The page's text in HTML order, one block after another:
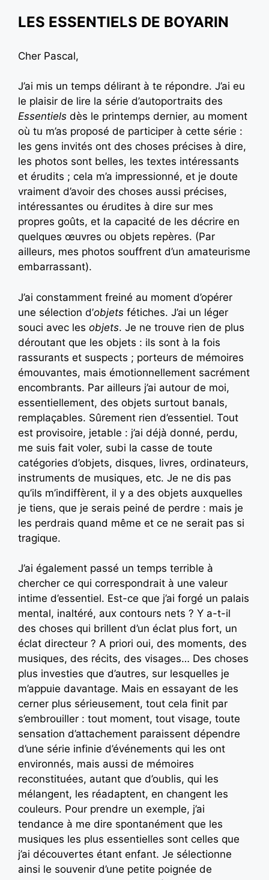
LES ESSENTIELS DE BOYARIN
Cher Pascal,
J’ai mis un temps délirant à te répondre. J’ai eu
le plaisir de lire la série d’autoportraits des
Essentiels dès le printemps dernier, au moment
où tu m’as proposé de participer à cette série :
les gens invités ont des choses précises à dire,
les photos sont belles, les textes intéressants
et érudits ; cela m’a impressionné, et je doute
vraiment d’avoir des choses aussi précises,
intéressantes ou érudites à dire sur mes
propres goûts, et la capacité de les décrire en
quelques œuvres ou objets repères. (Par
ailleurs, mes photos souffrent d’un amateurisme
embarrassant).
J’ai constamment freiné au moment d’opérer
une sélection d’objets fétiches. J’ai un léger
souci avec les objets. Je ne trouve rien de plus
déroutant que les objets : ils sont à la fois
rassurants et suspects ; porteurs de mémoires
émouvantes, mais émotionnellement sacrément
encombrants. Par ailleurs j’ai autour de moi,
essentiellement, des objets surtout banals,
remplaçables. Sûrement rien d’essentiel. Tout
est provisoire, jetable : j’ai déjà donné, perdu,
me suis fait voler, subi la casse de toute
catégories d’objets, disques, livres, ordinateurs,
instruments de musiques, etc. Je ne dis pas
qu’ils m’indiffèrent, il y a des objets auxquelles
je tiens, que je serais peiné de perdre : mais je
les perdrais quand même et ce ne serait pas si
tragique.
J’ai également passé un temps terrible à
chercher ce qui correspondrait à une valeur
intime d’essentiel. Est-ce que j’ai forgé un palais
mental, inaltéré, aux contours nets ? Y a-t-il
des choses qui brillent d’un éclat plus fort, un
éclat directeur ? A priori oui, des moments, des
musiques, des récits, des visages… Des choses
plus investies que d’autres, sur lesquelles je
m’appuie davantage. Mais en essayant de les
cerner plus sérieusement, tout cela finit par
s’embrouiller : tout moment, tout visage, toute
sensation d’attachement paraissent dépendre
d’une série infinie d’événements qui les ont
environnés, mais aussi de mémoires
reconstituées, autant que d’oublis, qui les
mélangent, les réadaptent, en changent les
couleurs. Pour prendre un exemple, j’ai
tendance à me dire spontanément que les
musiques les plus essentielles sont celles que
j’ai découvertes étant enfant. Je sélectionne
ainsi le souvenir d’une petite poignée de